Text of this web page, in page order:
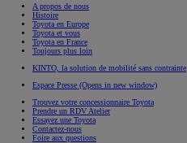
A propos de nous
Histoire
Toyota en Europe
Toyota et vous
Toyota en France
Toujours plus loin
KINTO, la solution de mobilité sans contrainte
Espace Presse (Opens in new window)
Trouvez votre concessionnaire Toyota
Prendre un RDV Atelier
Essayez une Toyota
Contactez-nous
Foire aux questions